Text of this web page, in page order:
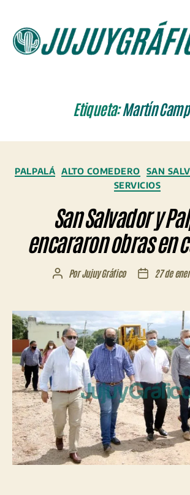
Etiqueta:Martín
Categorías
PALPALÁ ALTO COMEDERO
SAN
SERVICIOS
San Salvador y
encararon obras en
Autor
entrada
PorJujuy Gráfico
Fecha
entrada
27 de